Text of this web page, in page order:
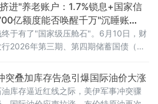
进"养老账户：1.7%锁息+国家信
亿额度能否唤醒千万"沉睡账
终于有了"国家级压舱石"。6月10日，财
2026年第三期、第四期储蓄国债（电
这两期国债首次设置了个人养老金专属
面向个人养老金账户投资者定向发售。
着，自2026年6月起，全国超7200万个
突叠加库存告急引爆国际油价大涨
库存逼近红线之际，美伊军事冲突骤